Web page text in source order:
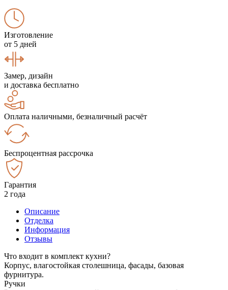
Изготовление
от 5 дней
Замер, дизайн
и доставка бесплатно
Оплата наличными, безналичный расчёт
Беспроцентная рассрочка
Гарантия
2 года
Описание
Отделка
Информация
Отзывы
Что входит в комплект кухни?
Корпус, влагостойкая столешница, фасады, базовая
фурнитура.
Ручки